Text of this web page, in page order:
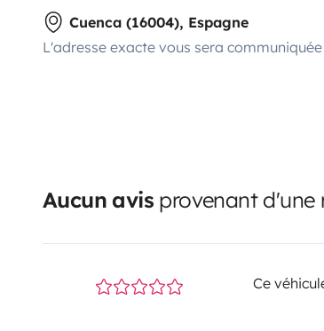
Cuenca (16004), Espagne
L'adresse exacte vous sera
Aucun avis provenant d'une
Ce